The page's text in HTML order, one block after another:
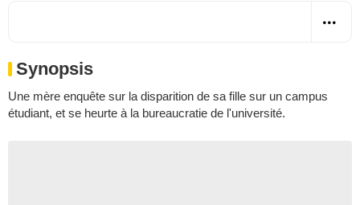
Synopsis
Une mère enquête sur la disparition de sa fille sur un campus
étudiant, et se heurte à la bureaucratie de l'université.